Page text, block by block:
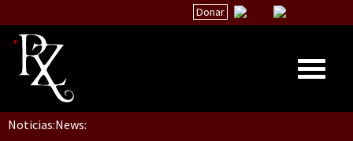
Donar
Inicio
Noticias:News: